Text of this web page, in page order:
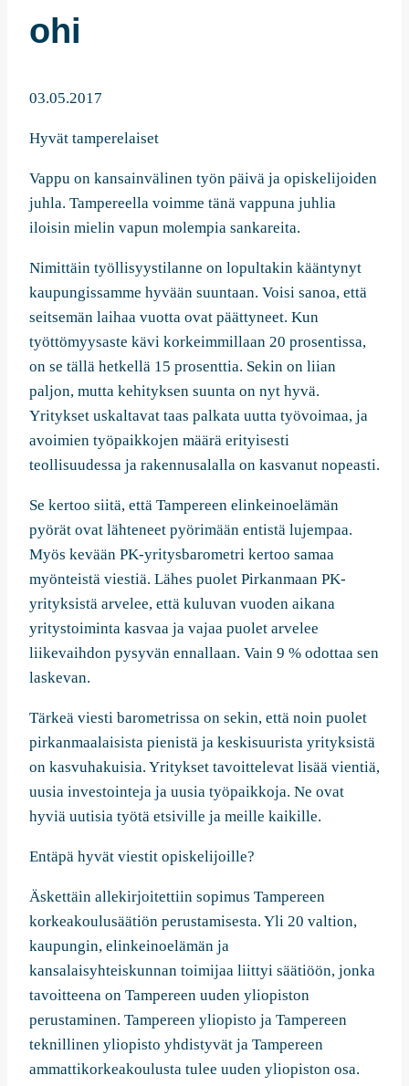
ohi
03.05.2017
Hyvät tamperelaiset
Vappu on kansainvälinen työn päivä ja opiskelijoiden
juhla. Tampereella voimme tänä vappuna juhlia
iloisin mielin vapun molempia sankareita.
Nimittäin työllisyystilanne on lopultakin kääntynyt
kaupungissamme hyvään suuntaan. Voisi sanoa, että
seitsemän laihaa vuotta ovat päättyneet. Kun
työttömyysaste kävi korkeimmillaan 20 prosentissa,
on se tällä hetkellä 15 prosenttia. Sekin on liian
paljon, mutta kehityksen suunta on nyt hyvä.
Yritykset uskaltavat taas palkata uutta työvoimaa, ja
avoimien työpaikkojen määrä erityisesti
teollisuudessa ja rakennusalalla on kasvanut nopeasti.
Se kertoo siitä, että Tampereen elinkeinoelämän
pyörät ovat lähteneet pyörimään entistä lujempaa.
Myös kevään PK-yritysbarometri kertoo samaa
myönteistä viestiä. Lähes puolet Pirkanmaan PK-
yrityksistä arvelee, että kuluvan vuoden aikana
yritystoiminta kasvaa ja vajaa puolet arvelee
liikevaihdon pysyvän ennallaan. Vain 9 % odottaa sen
laskevan.
Tärkeä viesti barometrissa on sekin, että noin puolet
pirkanmaalaisista pienistä ja keskisuurista yrityksistä
on kasvuhakuisia. Yritykset tavoittelevat lisää vientiä,
uusia investointeja ja uusia työpaikkoja. Ne ovat
hyviä uutisia työtä etsiville ja meille kaikille.
Entäpä hyvät viestit opiskelijoille?
Äskettäin allekirjoitettiin sopimus Tampereen
korkeakoulusäätiön perustamisesta. Yli 20 valtion,
kaupungin, elinkeinoelämän ja
kansalaisyhteiskunnan toimijaa liittyi säätiöön, jonka
tavoitteena on Tampereen uuden yliopiston
perustaminen. Tampereen yliopisto ja Tampereen
teknillinen yliopisto yhdistyvät ja Tampereen
ammattikorkeakoulusta tulee uuden yliopiston osa.